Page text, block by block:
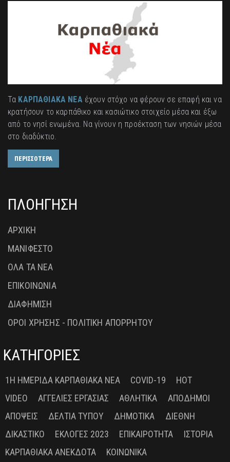
Τα ΚΑΡΠΑΘΙΑΚΑ ΝΕΑέχουν στόχο να φέρουν σε επαφή και να
κρατήσουν το καρπάθικο και κασιώτικο στοιχείο μέσα και έξω
από το νησί ενωμένα. Να γίνουν η προέκταση των νησιών μέσα
στο διαδύκτιο.
ΠΕΡΙΣΣΟΤΕΡΑ
ΠΛΟΗΓΗΣΗ
ΑΡΧΙΚΗ
ΜΑΝΙΦΕΣΤΟ
ΟΛΑ ΤΑ ΝΕΑ
ΕΠΙΚΟΙΝΩΝΙΑ
ΔΙΑΦΗΜΙΣΗ
ΟΡΟΙ ΧΡΗΣΗΣ - ΠΟΛΙΤΙΚΗ ΑΠΟΡΡΗΤΟΥ
ΚΑΤΗΓΟΡΙΕΣ
1Η ΗΜΕΡΊΔΑ ΚΑΡΠΑΘΙΑΚΆ ΝΈΑ COVID-19
HOT
VIDEO
ΑΓΓΕΛΊΕΣ ΕΡΓΑΣΊΑΣ ΑΘΛΗΤΙΚΆ
ΑΠΌΔΗΜΟΙ
ΑΠΌΨΕΙΣ
ΔΕΛΤΊΑ ΤΎΠΟΥ ΔΗΜΟΤΙΚΆ
ΔΙΕΘΝΉ
ΔΙΚΑΣΤΙΚΌ
ΕΚΛΟΓΈΣ 2023 ΕΠΙΚΑΙΡΌΤΗΤΑ
ΙΣΤΟΡΊΑ
ΚΑΡΠΑΘΙΑΚΆ ΑΝΈΚΔΟΤΑ
ΚΟΙΝΩΝΙΚΆ